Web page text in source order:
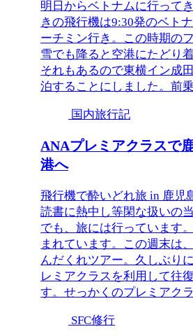
明日からベトナムに行って
きの飛行機は9:30発のベト
ーチミン行き。この時期のフ
雪でも降ると空港にたどり
それもあるので東横イン成
泊することにしました。前
国内旅行記
ANAプレミアクラスで
港へ
飛行機で酔いどれ旅 in 鹿児
読書に熱中し等閑な扱いの当
でも、旅には行っています
まれています。この週末は
んだくれツアー。久しぶり
レミアクラスを利用して往
す。せっかくのプレミアク
SFC修行